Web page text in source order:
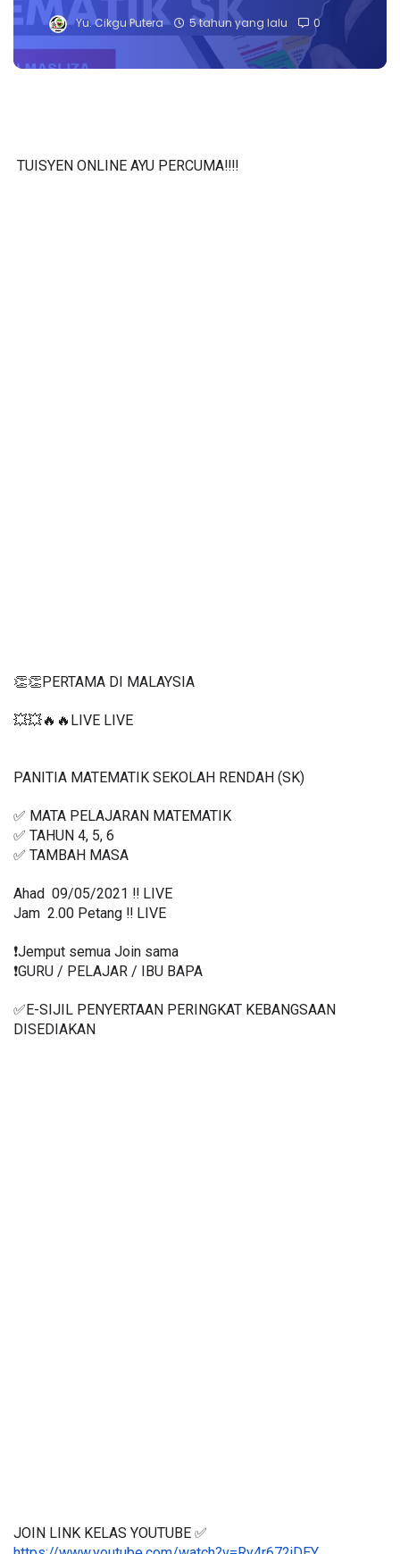
Yu. Cikgu Putera 5 tahun yang lalu 0
TUISYEN ONLINE AYU PERCUMA‼️‼️
👏👏PERTAMA DI MALAYSIA
💥💥🔥🔥LIVE LIVE
PANITIA MATEMATIK SEKOLAH RENDAH (SK)
✅ MATA PELAJARAN MATEMATIK
✅ TAHUN 4, 5, 6
✅ TAMBAH MASA
Ahad  09/05/2021 ‼️ LIVE
Jam  2.00 Petang ‼️ LIVE
❗️Jemput semua Join sama
❗️GURU / PELAJAR / IBU BAPA
✅E-SIJIL PENYERTAAN PERINGKAT KEBANGSAAN
DISEDIAKAN
JOIN LINK KELAS YOUTUBE ✅